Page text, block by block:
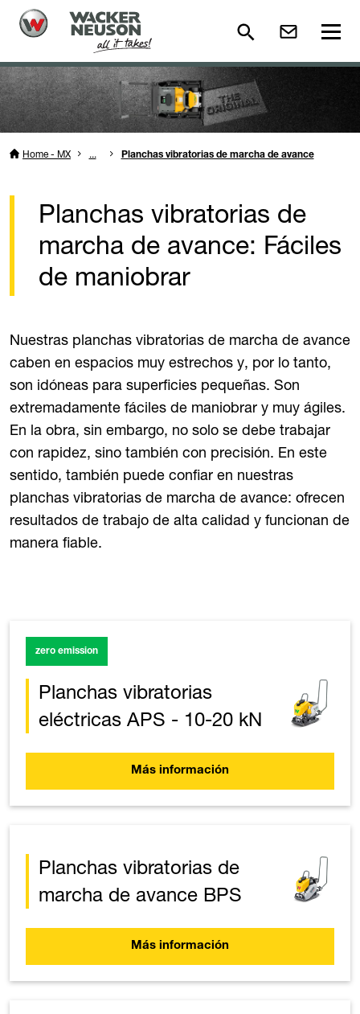
Home - MX ... Planchas vibratorias de marcha de avance
Planchas vibratorias de
marcha de avance: Fáciles
de maniobrar
Nuestras planchas vibratorias de marcha de avance
caben en espacios muy estrechos y, por lo tanto,
son idóneas para superficies pequeñas. Son
extremadamente fáciles de maniobrar y muy ágiles.
En la obra, sin embargo, no solo se debe trabajar
con rapidez, sino también con precisión. En este
sentido, también puede confiar en nuestras
planchas vibratorias de marcha de avance: ofrecen
resultados de trabajo de alta calidad y funcionan de
manera fiable.
zero emission
Planchas vibratorias
eléctricas APS - 10-20 kN
Más información
Planchas vibratorias de
marcha de avance BPS
Más información